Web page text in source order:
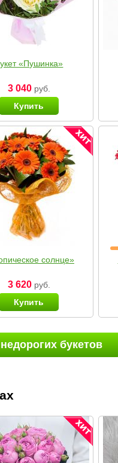
«Пушинка»
3 040руб.
Купить
солнце»
3 620руб.
Купить
букетов